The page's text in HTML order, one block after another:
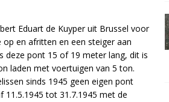
Eduart de Kuyper uit Brussel voor
en afritten en een steiger aan
deze pont 15 of 19 meter lang, dit is
laden met voertuigen van 5 ton.
sinds 1945 geen eigen pont
11.5.1945 tot 31.7.1945 met de